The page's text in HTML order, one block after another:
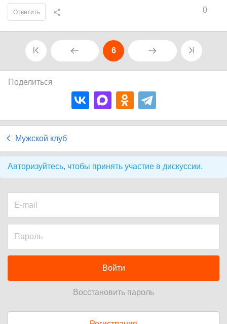
0
Ответить
6
Поделиться
Мужской клуб
Авторизуйтесь, чтобы принять участие в дискуссии.
Войти
Восстановить пароль